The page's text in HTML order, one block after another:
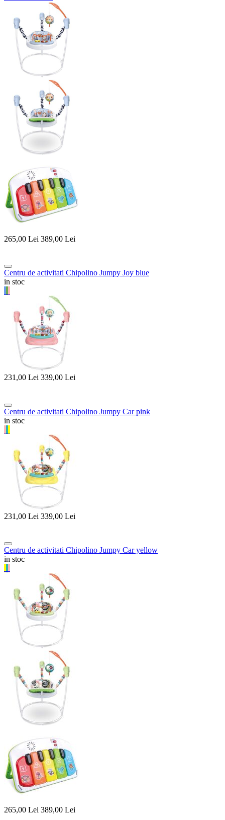
265,00 Lei 389,00 Lei
Centru de activitati Chipolino Jumpy Joy blue
in stoc
231,00 Lei 339,00 Lei
Centru de activitati Chipolino Jumpy Car pink
in stoc
231,00 Lei 339,00 Lei
Centru de activitati Chipolino Jumpy Car yellow
in stoc
265,00 Lei 389,00 Lei